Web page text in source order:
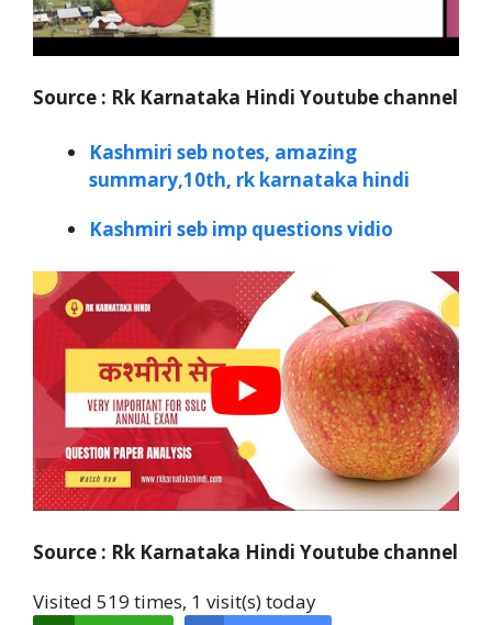
Source : Rk Karnataka Hindi Youtube channel
Kashmiri seb notes, amazing
summary,10th, rk karnataka hindi
Kashmiri seb imp questions vidio
Source : Rk Karnataka Hindi Youtube channel
Visited 519 times, 1 visit(s) today